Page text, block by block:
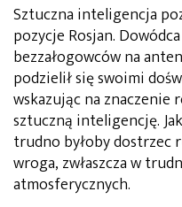
Sztuczna inteligencja
pozycje Rosjan.
bezzałogowców na
podzielił się swoimi
wskazując na znaczenie
sztuczną inteligencję.
trudno byłoby dostrzec
wroga, zwłaszcza w
atmosferycznych.